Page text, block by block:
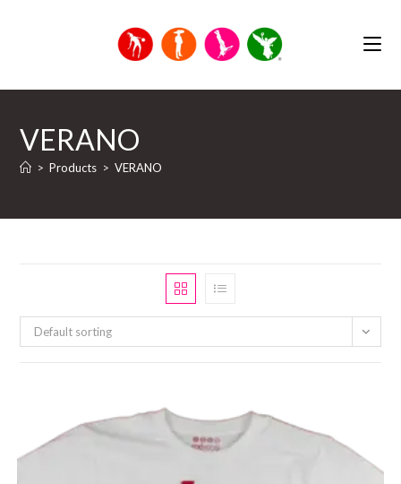
VERANO
> Products > VERANO
Default sorting